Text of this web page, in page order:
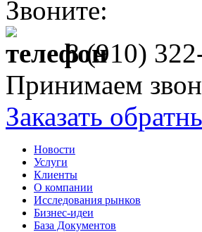
Звоните:
8 (910)
Принимаем
Заказать
Новости
Услуги
Клиенты
О компании
Исследования рынков
Бизнес-идеи
База Документов